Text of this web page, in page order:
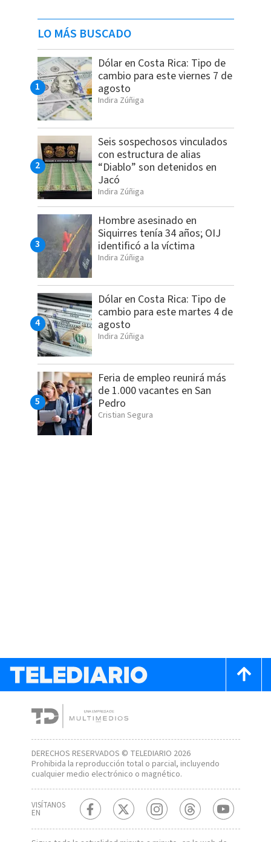
LO MÁS BUSCADO
Dólar en Costa Rica: Tipo de
cambio para este viernes 7 de
agosto
Indira Zúñiga
Seis sospechosos vinculados
con estructura de alias
“Diablo” son detenidos en
Jacó
Indira Zúñiga
Hombre asesinado en
Siquirres tenía 34 años; OIJ
identificó a la víctima
Indira Zúñiga
Dólar en Costa Rica: Tipo de
cambio para este martes 4 de
agosto
Indira Zúñiga
Feria de empleo reunirá más
de 1.000 vacantes en San
Pedro
Cristian Segura
DERECHOS RESERVADOS © TELEDIARIO 2026
Prohibida la reproducción total o parcial, incluyendo
cualquier medio electrónico o magnético.
VISÍTANOS
EN